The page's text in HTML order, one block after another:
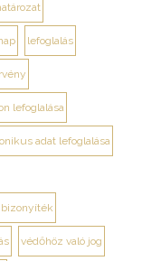
lefoglalás
lefoglalása
adat lefoglalása
védőhöz való jog